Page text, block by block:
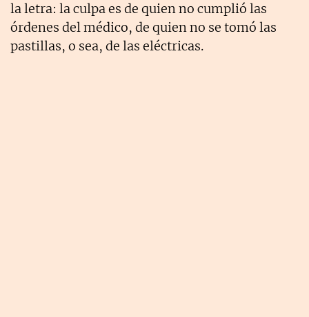
la letra: la culpa es de quien no cumplió las
órdenes del médico, de quien no se tomó las
pastillas, o sea, de las eléctricas.